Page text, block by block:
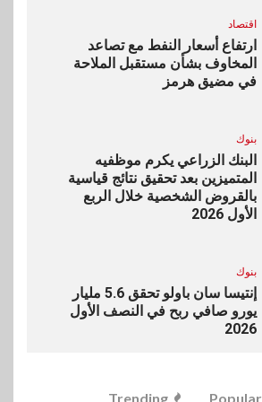
اقتصاد
ارتفاع أسعار النفط مع تصاعد
المخاوف بشأن مستقبل الملاحة
في مضيق هرمز
بنوك
البنك الزراعي يكرم موظفيه
المتميزين بعد تحقيق نتائج قياسية
بالقروض الشخصية خلال الربع
الأول 2026
بنوك
إنتيسا سان باولو تحقق 5.6 مليار
يورو صافي ربح في النصف الأول
2026
Popular
Trending